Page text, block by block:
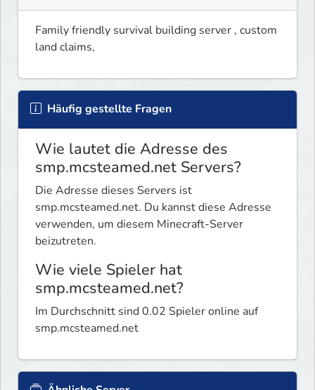
Family friendly survival building server , custom
land claims,
Häufig gestellte Fragen
Wie lautet die Adresse des
smp.mcsteamed.net Servers?
Die Adresse dieses Servers ist
smp.mcsteamed.net. Du kannst diese Adresse
verwenden, um diesem Minecraft-Server
beizutreten.
Wie viele Spieler hat
smp.mcsteamed.net?
Im Durchschnitt sind 0.02 Spieler online auf
smp.mcsteamed.net